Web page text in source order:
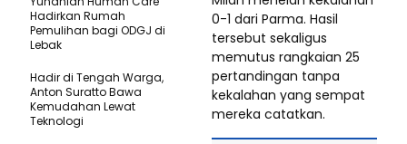
0-1 dari Parma. Hasil
tersebut sekaligus
memutus rangkaian 25
pertandingan tanpa
kekalahan yang sempat
mereka catatkan.
Hadirkan Rumah
Pemulihan bagi ODGJ di
Lebak
Hadir di Tengah Warga,
Anton Suratto Bawa
Kemudahan Lewat
Teknologi ​